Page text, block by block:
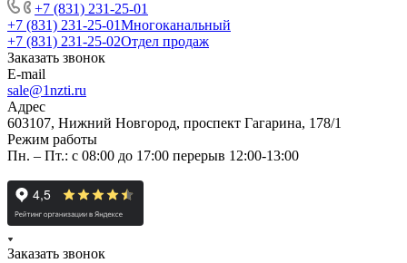
+7 (831) 231-25-01
+7 (831) 231-25-01Многоканальный
+7 (831) 231-25-02Отдел продаж
Заказать звонок
E-mail
sale@1nzti.ru
Адрес
603107, Нижний Новгород, проспект Гагарина, 178/1
Режим работы
Пн. – Пт.: с 08:00 до 17:00 перерыв 12:00-13:00
Заказать звонок